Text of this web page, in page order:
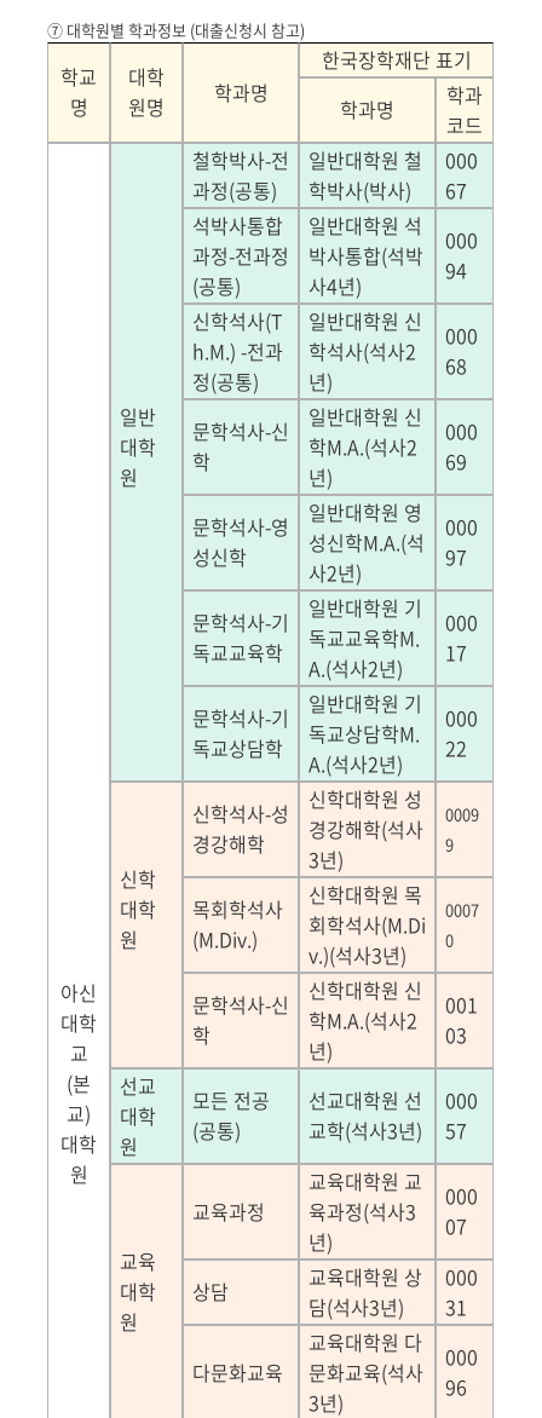
⑦ 대학원별 학과정보 (대출신청시 참고)
학교
명
대학
원명
학과명
한국장학재단 표기
학과명
학과
코드
아신
대학
교
(본
교)
대학
원
일반
대학
원
철학박사-전
과정(공통)
일반대학원 철
학박사(박사)
000
67
석박사통합
과정-전과정
(공통)
일반대학원 석
박사통합(석박
사4년)
000
94
신학석사(T
h.M.) -전과
정(공통)
일반대학원 신
학석사(석사2
년)
000
68
문학석사-신
학
일반대학원 신
학M.A.(석사2
년)
000
69
문학석사-영
성신학
일반대학원 영
성신학M.A.(석
사2년)
000
97
문학석사-기
독교교육학
일반대학원 기
독교교육학M.
A.(석사2년)
000
17
문학석사-기
독교상담학
일반대학원 기
독교상담학M.
A.(석사2년)
000
22
신학
대학
원
신학석사-성
경강해학
신학대학원 성
경강해학(석사
3년)
0009
9
목회학석사
(M.Div.)
신학대학원 목
회학석사(M.Di
v.)(석사3년)
0007
0
문학석사-신
학
신학대학원 신
학M.A.(석사2
년)
001
03
선교
대학
원
모든 전공
(공통)
선교대학원 선
교학(석사3년)
000
57
교육
대학
원
교육과정
교육대학원 교
육과정(석사3
년)
000
07
상담
교육대학원 상
담(석사3년)
000
31
다문화교육
교육대학원 다
문화교육(석사
3년)
000
96